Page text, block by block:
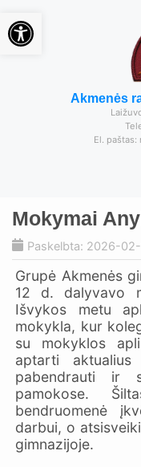
Akmenės
El.
Mokymai
Paskelbta: 2026-
Grupė Akmenės
12 d. dalyvavo
Išvykos metu
mokykla, kur
su mokyklos
aptarti aktualius
pabendrauti ir
pamokose.
bendruomenė
darbui, o
gimnazijoje.
Open toolbar